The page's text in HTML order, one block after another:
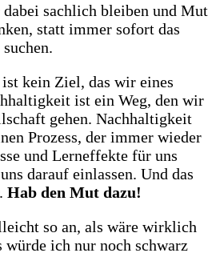
sachlich bleiben und Mut
statt immer sofort das
kein Ziel, das wir eines
ist ein Weg, den wir
gehen. Nachhaltigkeit
Prozess, der immer wieder
und Lerneffekte für uns
darauf einlassen. Und das
Hab den Mut dazu!
so an, als wäre wirklich
würde ich nur noch schwarz